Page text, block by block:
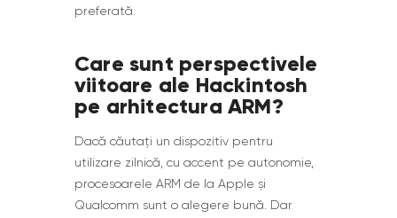
preferată.
Care sunt perspectivele
viitoare ale Hackintosh
pe arhitectura ARM?
Dacă căutați un dispozitiv pentru
utilizare zilnică, cu accent pe autonomie,
procesoarele ARM de la Apple și
Qualcomm sunt o alegere bună. Dar